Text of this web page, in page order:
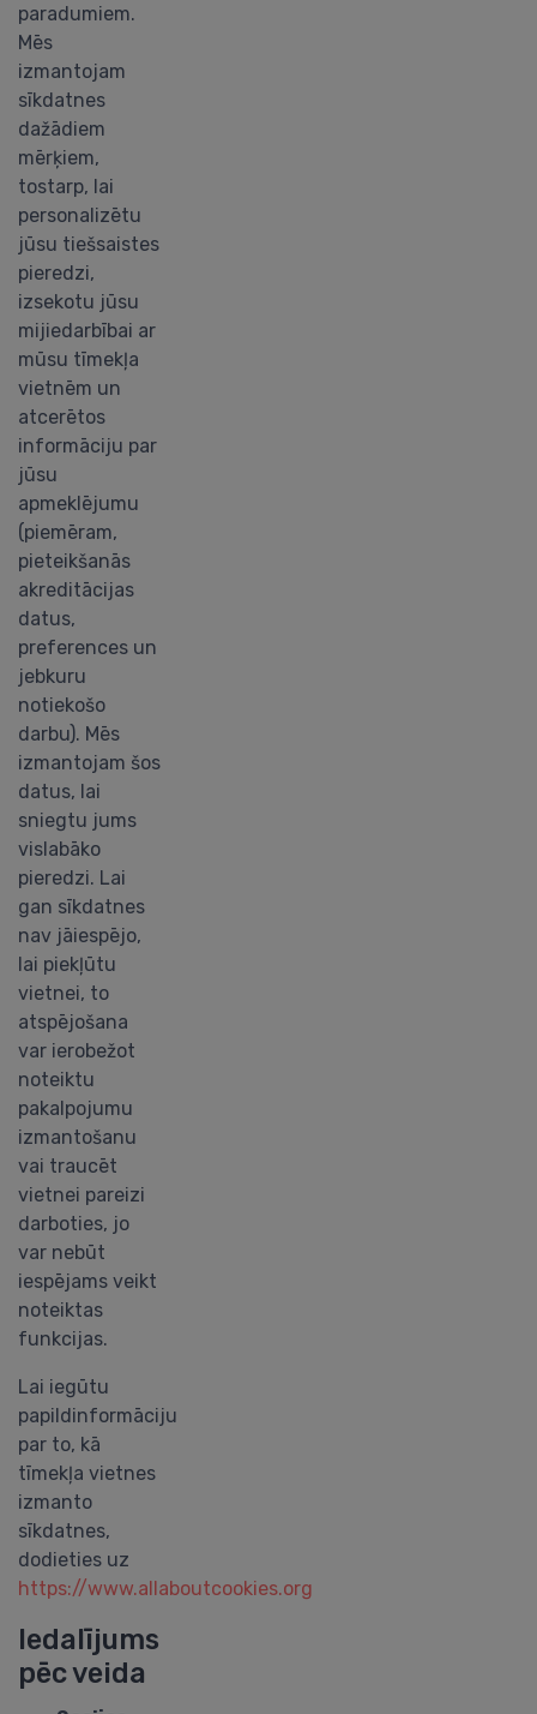
paradumiem.
Mēs
izmantojam
sīkdatnes
dažādiem
mērķiem,
tostarp, lai
personalizētu
jūsu tiešsaistes
pieredzi,
izsekotu jūsu
mijiedarbībai ar
mūsu tīmekļa
vietnēm un
atcerētos
informāciju par
jūsu
apmeklējumu
(piemēram,
pieteikšanās
akreditācijas
datus,
preferences un
jebkuru
notiekošo
darbu). Mēs
izmantojam šos
datus, lai
sniegtu jums
vislabāko
pieredzi. Lai
gan sīkdatnes
nav jāiespējo,
lai piekļūtu
vietnei, to
atspējošana
var ierobežot
noteiktu
pakalpojumu
izmantošanu
vai traucēt
vietnei pareizi
darboties, jo
var nebūt
iespējams veikt
noteiktas
funkcijas.
Lai iegūtu
papildinformāciju
par to, kā
tīmekļa vietnes
izmanto
sīkdatnes,
dodieties uz
https://www.allaboutcookies.org
Iedalījums
pēc veida